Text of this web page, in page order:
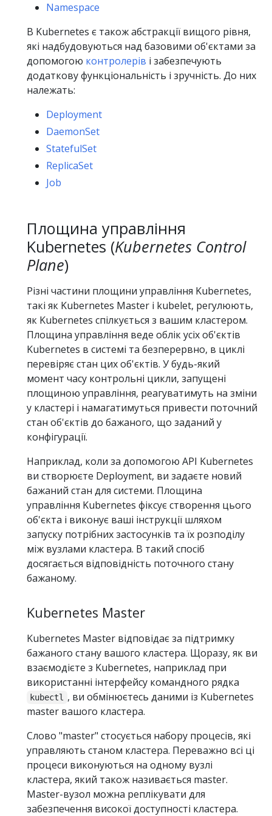
Namespace
В Kubernetes є також абстракції вищого рівня,
які надбудовуються над базовими об'єктами за
допомогою контролерів і забезпечують
додаткову функціональність і зручність. До них
належать:
Deployment
DaemonSet
StatefulSet
ReplicaSet
Job
Площина управління
Kubernetes (Kubernetes Control
Plane)
Різні частини площини управління Kubernetes,
такі як Kubernetes Master і kubelet, регулюють,
як Kubernetes спілкується з вашим кластером.
Площина управління веде облік усіх об'єктів
Kubernetes в системі та безперервно, в циклі
перевіряє стан цих об'єктів. У будь-який
момент часу контрольні цикли, запущені
площиною управління, реагуватимуть на зміни
у кластері і намагатимуться привести поточний
стан об'єктів до бажаного, що заданий у
конфігурації.
Наприклад, коли за допомогою API Kubernetes
ви створюєте Deployment, ви задаєте новий
бажаний стан для системи. Площина
управління Kubernetes фіксує створення цього
об'єкта і виконує ваші інструкції шляхом
запуску потрібних застосунків та їх розподілу
між вузлами кластера. В такий спосіб
досягається відповідність поточного стану
бажаному.
Kubernetes Master
Kubernetes Master відповідає за підтримку
бажаного стану вашого кластера. Щоразу, як ви
взаємодієте з Kubernetes, наприклад при
використанні інтерфейсу командного рядка
kubectl
, ви обмінюєтесь даними із Kubernetes
master вашого кластера.
Слово "master" стосується набору процесів, які
управляють станом кластера. Переважно всі ці
процеси виконуються на одному вузлі
кластера, який також називається master.
Master-вузол можна реплікувати для
забезпечення високої доступності кластера.